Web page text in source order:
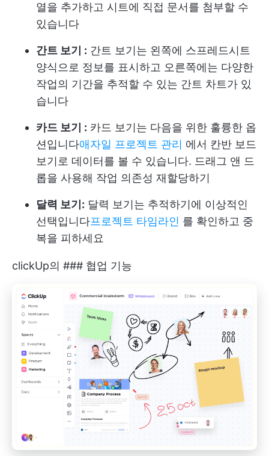
열을 추가하고 시트에 직접 문서를 첨부할 수
있습니다
간트 보기 : 간트 보기는 왼쪽에 스프레드시트
양식으로 정보를 표시하고 오른쪽에는 다양한
작업의 기간을 추적할 수 있는 간트 차트가 있
습니다
카드 보기 : 카드 보기는 다음을 위한 훌륭한 옵
션입니다애자일 프로젝트 관리 에서 칸반 보드
보기로 데이터를 볼 수 있습니다. 드래그 앤 드
롭을 사용해 작업 의존성 재할당하기
달력 보기: 달력 보기는 추적하기에 이상적인
선택입니다프로젝트 타임라인 를 확인하고 중
복을 피하세요
clickUp의 ### 협업 기능